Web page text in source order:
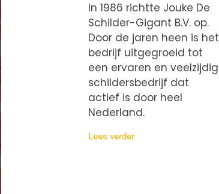
In 1986 richtte Jouke De
Schilder-Gigant B.V. op.
Door de jaren heen is het
bedrijf uitgegroeid tot
een ervaren en veelzijdig
schildersbedrijf dat
actief is door heel
Nederland.
Lees verder